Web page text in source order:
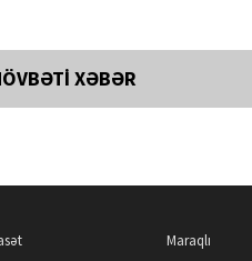
XƏBƏR
Maraqlı